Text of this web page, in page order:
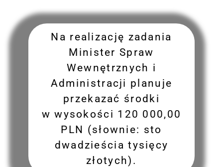
Na realizację zadania
Minister Spraw
Wewnętrznych i
Administracji planuje
przekazać środki
w wysokości 120 000,00
PLN (słownie: sto
dwadzieścia tysięcy
złotych).